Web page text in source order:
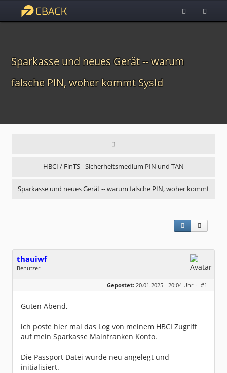
Sparkasse und neues Gerät -- warum
falsche PIN, woher kommt SysId
HBCI / FinTS - Sicherheitsmedium PIN und TAN
Sparkasse und neues Gerät -- warum falsche PIN, woher kommt
thauiwf
Benutzer
Geschlecht:
keine Angabe
Dabei seit:
01 / 2025
Gepostet: 20.01.2025 - 20:04 Uhr · #1
Guten Abend,
ich poste hier mal das Log von meinem HBCI Zugriff
auf mein Sparkasse Mainfranken Konto.
Die Passport Datei wurde neu angelegt und
initialisiert.